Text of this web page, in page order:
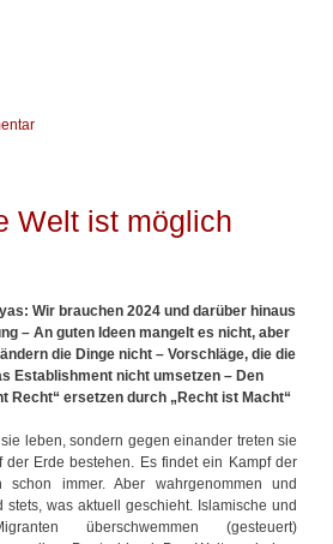
Welt ist möglich
Wir brauchen 2024 und darüber hinaus
– An guten Ideen mangelt es nicht, aber
die Dinge nicht – Vorschläge, die die
Establishment nicht umsetzen – Den
Recht“ ersetzen durch „Recht ist Macht“
leben, sondern gegen einander treten sie
Erde bestehen. Es findet ein Kampf der
schon immer. Aber wahrgenommen und
stets, was aktuell geschieht. Islamische und
überschwemmen (gesteuert)